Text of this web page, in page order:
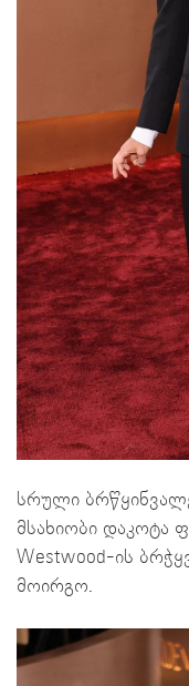
სრული
მსახიობი დაკოტა
Westwood-ის
მოირგო.